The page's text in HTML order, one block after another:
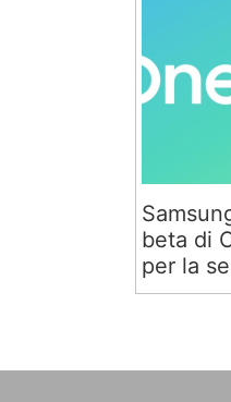
beta di
per la